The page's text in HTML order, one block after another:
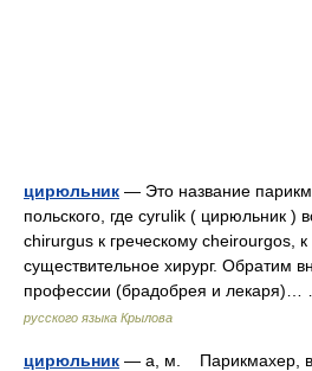
цирюльник — Это название
польского, где cyrulik ( цирюльник )
chirurgus к греческому cheirourgos, к
существительное хирург. Обратим
профессии (брадобрея и
русского языка Крылова
цирюльник — а, м. Парикмахер,